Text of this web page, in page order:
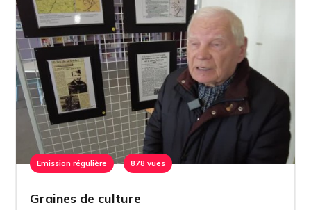
Emission régulière 878 vues
Graines de culture